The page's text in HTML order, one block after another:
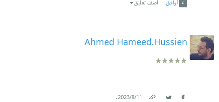
أوافق اضف تعليق
Ahmed Hameed.Hussien
11‏/8‏/2023
.